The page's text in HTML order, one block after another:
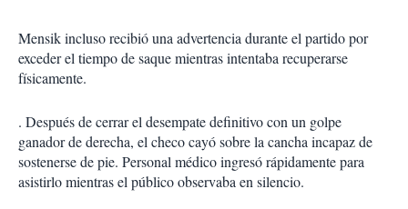
Mensik incluso recibió una advertencia durante el partido por
exceder el tiempo de saque mientras intentaba recuperarse
físicamente.
. Después de cerrar el desempate definitivo con un golpe
ganador de derecha, el checo cayó sobre la cancha incapaz de
sostenerse de pie. Personal médico ingresó rápidamente para
asistirlo mientras el público observaba en silencio.